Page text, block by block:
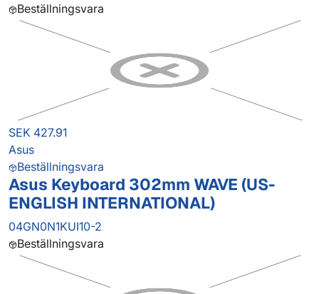
Beställningsvara
SEK 427.91
Asus
Beställningsvara
Asus Keyboard 302mm WAVE (US-
ENGLISH INTERNATIONAL)
04GN0N1KUI10-2
Beställningsvara